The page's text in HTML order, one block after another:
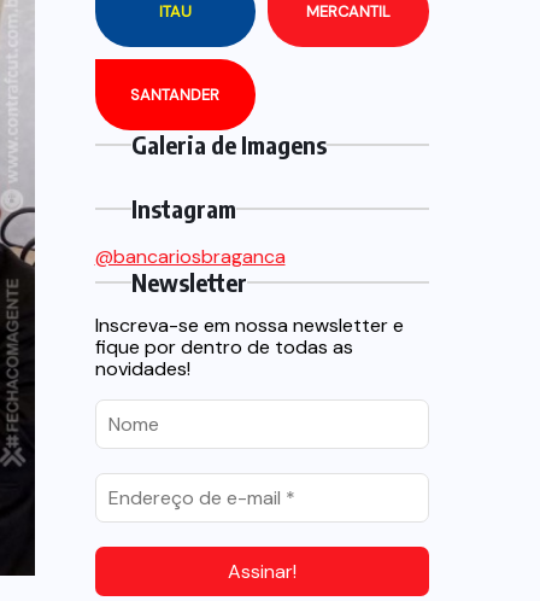
ITAU MERCANTIL
SANTANDER
Galeria de Imagens
Instagram
@bancariosbraganca
Newsletter
Inscreva-se em nossa newsletter e
fique por dentro de todas as
novidades!